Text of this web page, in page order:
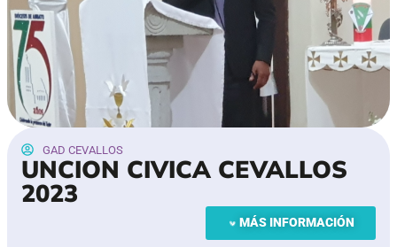
GAD CEVALLOS
UNCION CIVICA CEVALLOS
2023
MÁS INFORMACIÓN